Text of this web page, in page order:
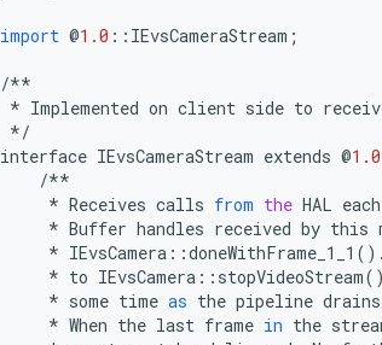
import @1.0 :: IEvsCameraStream ;
/**
* Implemented on client side to
*/
interface IEvsCameraStream extends @1.0
/**
* Receives calls from the HAL each
* Buffer handles received by this
* IEvsCamera ::doneWithFrame_1_1 () .
* to IEvsCamera :: stopVideoStream
* some time as the pipeline drains
* When the last frame in the